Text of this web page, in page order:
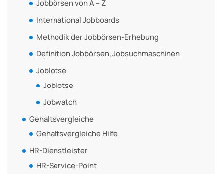
Jobbörsen von A – Z
International Jobboards
Methodik der Jobbörsen-Erhebung
Definition Jobbörsen, Jobsuchmaschinen
Joblotse
Joblotse
Jobwatch
Gehaltsvergleiche
Gehaltsvergleiche Hilfe
HR-Dienstleister
HR-Service-Point